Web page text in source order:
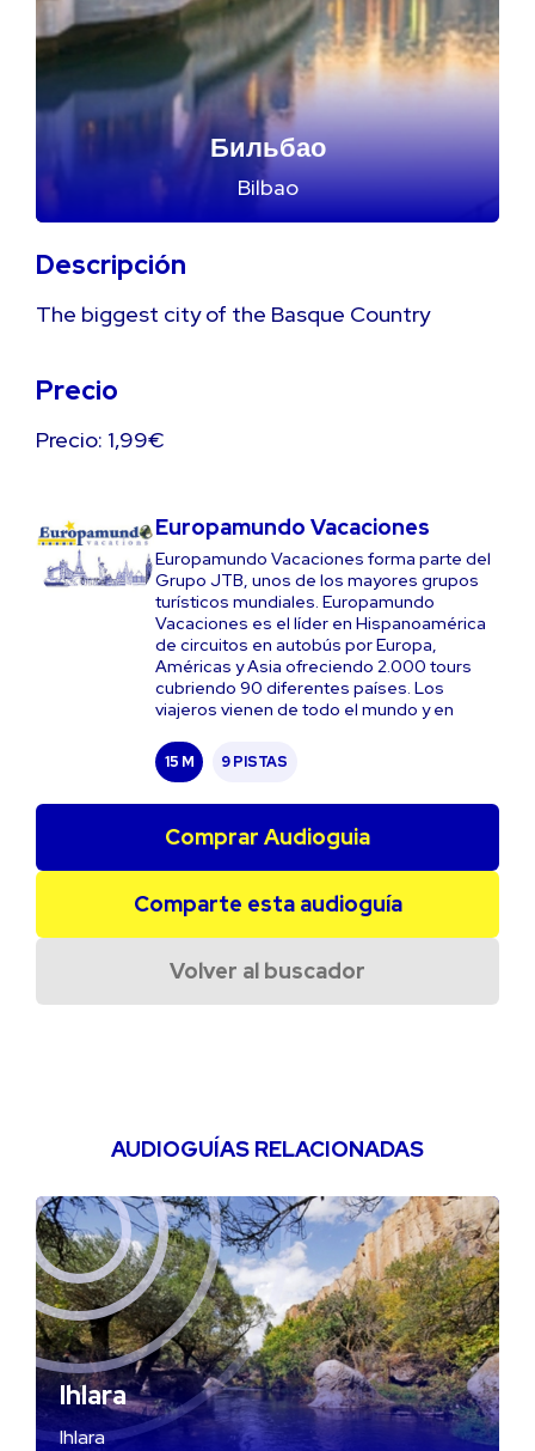
Бильбао
Bilbao
Descripción
The biggest city of the Basque Country
Precio
Precio: 1,99€
Europamundo Vacaciones
Europamundo Vacaciones forma parte del
Grupo JTB, unos de los mayores grupos
turísticos mundiales. Europamundo
Vacaciones es el líder en Hispanoamérica
de circuitos en autobús por Europa,
Américas y Asia ofreciendo 2.000 tours
cubriendo 90 diferentes países. Los
viajeros vienen de todo el mundo y en
15 M 9 PISTAS
Comprar Audioguia
Comparte esta audioguía
Volver al buscador
AUDIOGUÍAS RELACIONADAS
Ihlara
Ihlara